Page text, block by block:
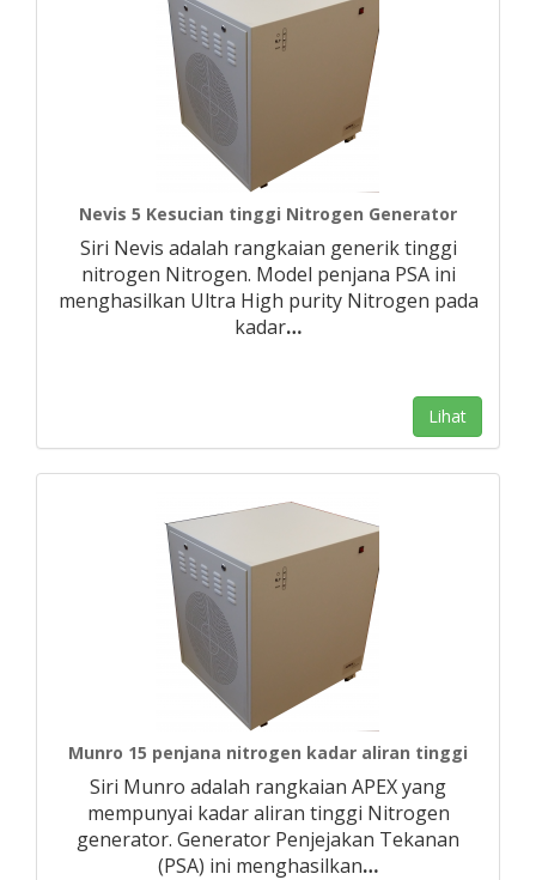
Nevis 5 Kesucian tinggi Nitrogen Generator
Siri Nevis adalah rangkaian generik tinggi
nitrogen Nitrogen. Model penjana PSA ini
menghasilkan Ultra High purity Nitrogen pada
kadar…
Lihat
Munro 15 penjana nitrogen kadar aliran tinggi
Siri Munro adalah rangkaian APEX yang
mempunyai kadar aliran tinggi Nitrogen
generator. Generator Penjejakan Tekanan
(PSA) ini menghasilkan…